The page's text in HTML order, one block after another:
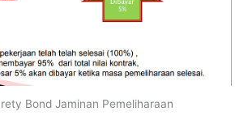
Bond Jaminan Pemeliharaan